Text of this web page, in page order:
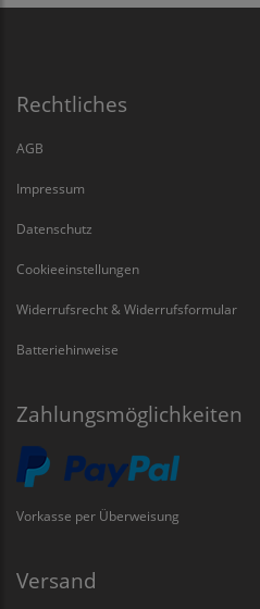
Rechtliches
AGB
Impressum
Datenschutz
Cookieeinstellungen
Widerrufsrecht & Widerrufsformular
Batteriehinweise
Zahlungsmöglichkeiten
Vorkasse per Überweisung
Versand